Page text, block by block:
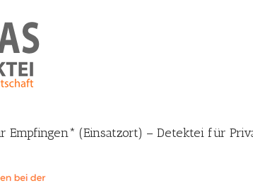
Empfingen* (Einsatzort) – Detektei für